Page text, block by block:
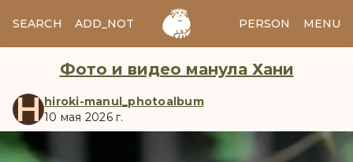
SEARCH ADD_NOTES ADD_IMAGE PERSON MENU
Фото и видео манула Хани
H hiroki-manul_photoalbum
10 мая 2026 г.
manul